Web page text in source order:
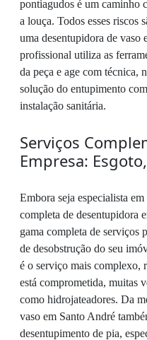
pontiagudos é um caminho
a louça. Todos esses riscos
uma desentupidora de vaso
profissional utiliza as
da peça e age com técnica,
solução do entupimento
instalação sanitária.
Serviços
Empresa:
Embora seja especialista
completa de desentupidora
gama completa de serviços
de desobstrução do seu
é o serviço mais complexo,
está comprometida, muitas
como hidrojateadores. Da
vaso em Santo André
desentupimento de pia,